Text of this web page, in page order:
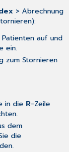
> Abrechnung
auf und
ein.
zum Stornieren
in die R-Zeile
dem
die